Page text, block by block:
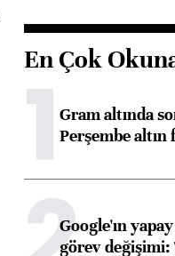
En Çok
1Gram altında
Perşembe
Google'ın
görev